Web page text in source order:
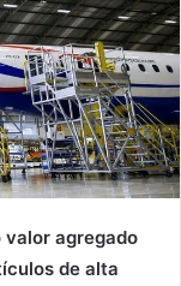
valor agregado
de alta